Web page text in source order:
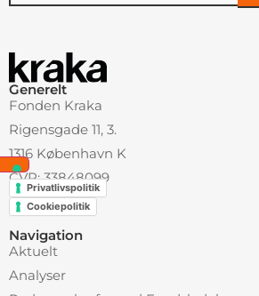
Generelt
Fonden Kraka
Rigensgade 11, 3.
1316 København K
CVR: 33848099
Privatlivspolitik
Cookiepolitik
Navigation
Aktuelt
Analyser